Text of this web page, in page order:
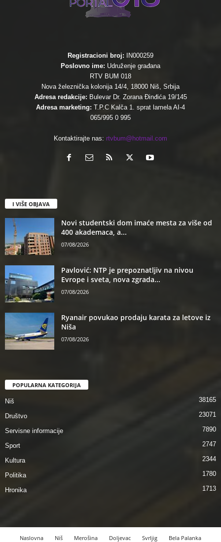
Registracioni broj:
IN000259
Poslovno ime: Udruženje građana
RTV BUM 018
Nova železnička kolonija 14/4, 18000 Niš, Srbija
Adresa redakcije: Bulevar Dr. Zorana Đinđića 19/145
Adresa marketing: T.P.C Kalča 1. sprat lamela AI-4
065/995 0 995
Kontaktirajte nas: rtvbum@hotmail.com
I VIŠE OBJAVA
Novi studentski dom imaće mesta za više od
400 akademaca, a...
07/08/2026
Pavlović: NTP je prepoznatljiv na nivou
Evrope i sveta, nova zgrada...
07/08/2026
Ryanair povukao prodaju karata za letove iz
Niša
07/08/2026
POPULARNA KATEGORIJA
Niš 38165
Društvo 23071
Servisne informacije 7890
Sport 2747
Kultura 2344
Politika 1780
Hronika 1713
Naslovna Niš Merošina Doljevac Svrljig Bela Palanka